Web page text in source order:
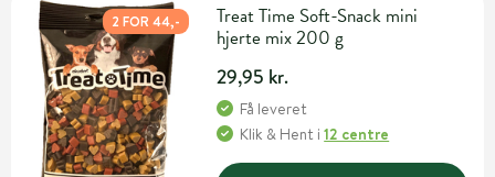
2 FOR 44,-
Treat Time Soft-Snack mini
hjerte mix 200 g
29,95 kr.
Få leveret
Klik & Hent i12 centre